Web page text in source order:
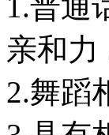
1.普通
亲和力
2.舞蹈